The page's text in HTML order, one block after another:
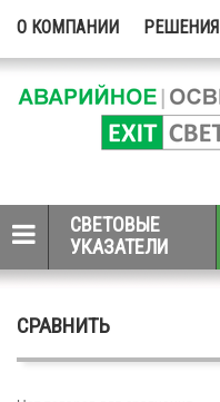
О КОМПАНИИ РЕШЕНИЯ
СВЕТОВЫЕ
УКАЗАТЕЛИ
СРАВНИТЬ